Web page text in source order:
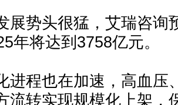
展势头很猛，艾瑞咨询
年将达到3758亿元。
进程也在加速，高血压
流转实现规模化上架，